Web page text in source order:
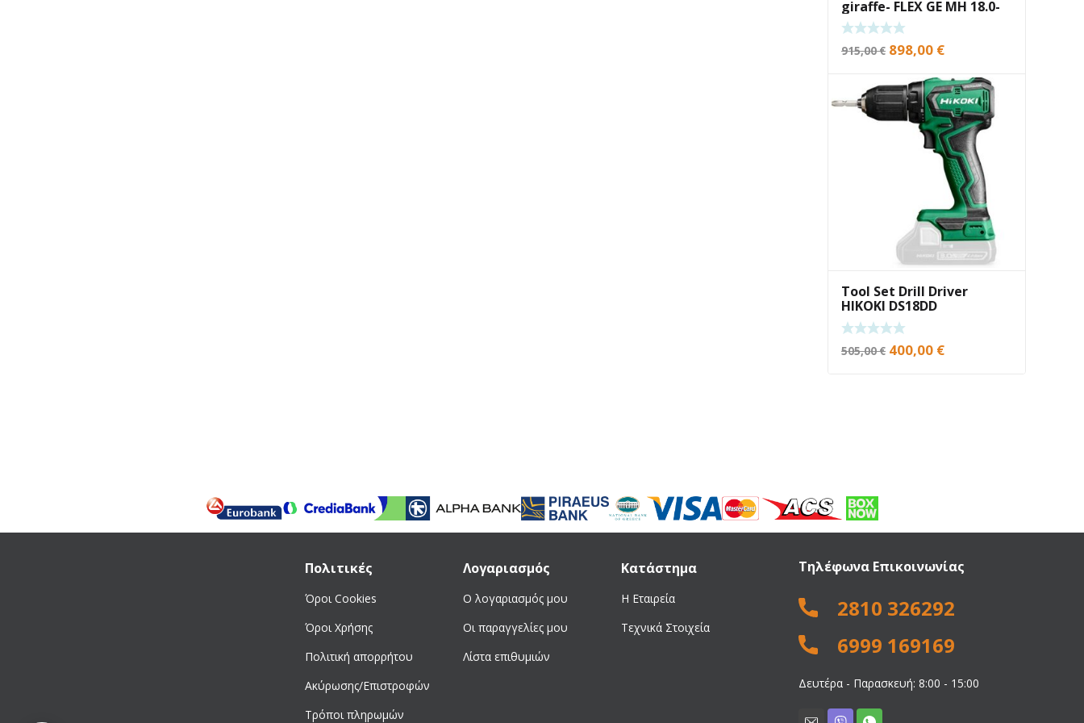
giraffe- FLEX GE MH 18.0-
EC/5.0+MH-R
915,00€ Original
was:
915,00 €.
898,00 €Current
is:
898,00 €.
Tool Set Drill Driver
HIKOKI DS18DD
505,00€ Original
400,00 €Current
Πολιτικές
Όροι Cookies
Όροι Χρήσης
Πολιτική απορρήτου
Ακύρωσης/Επιστροφών
Τρόποι πληρωμών
Λογαριασμός
Ο λογαριασμός μου
Οι παραγγελίες μου
Λίστα επιθυμιών
Κατάστημα
Η Εταιρεία
Τεχνικά Στοιχεία
Τηλέφωνα Επικοινωνίας
2810 326292
6999 169169
Δευτέρα - Παρασκευή: 8:00 - 15:00